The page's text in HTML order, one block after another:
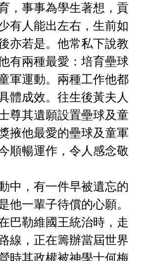
，事事為學生著想，貢
有人能出左右，生前如
亦若是。 他常私下說教
有兩種最愛：培育壘球
軍運動。兩種工作他都
體成效。往生後黃夫人
尊其遺願設置壘球及童
掖他最愛的壘球及童軍
順暢運作，令人感念敬
中，有一件早被遺忘的
他一輩子待償的心願。
巴勒維國王統治時，走
線，正在籌辦當屆世界
時其政權被神學士何梅